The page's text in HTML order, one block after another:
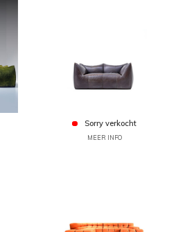
Sorry verkocht
MEER INFO